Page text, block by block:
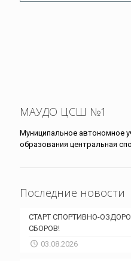
МАУДО ЦСШ №1
Муниципальное автономное
образования центральная
Последние новости
СТАРТ СПОРТИВНО-
СБОРОВ!
03.08.2026